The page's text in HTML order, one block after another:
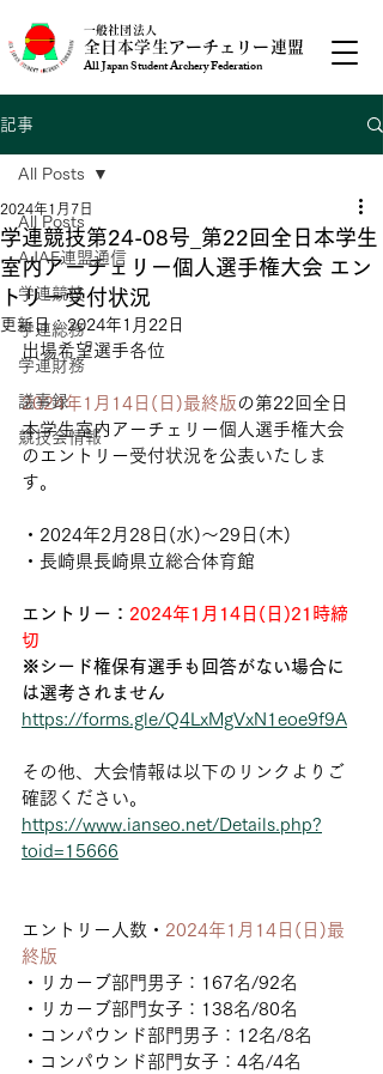
一般社団法人
全日本学生アーチェリー連盟
All Japan Student Archery Federation
記事
All Posts
AJAF連盟通信
学連競技
学連総務
学連財務
議事録
競技会情報
All Posts
学連競技第24-08号_第22回全日本学生
室内アーチェリー個人選手権大会 エン
トリー受付状況
2024年1月7日
更新日：2024年1月22日
出場希望選手各位
2024年1月14日(日)最終版の第22回全日
本学生室内アーチェリー個人選手権大会
のエントリー受付状況を公表いたしま
す。
・2024年2月28日(水)～29日(木)
・長崎県長崎県立総合体育館
エントリー： 2024年1月14日(日)21時締
切
※シード権保有選手も回答がない場合に
は選考されません
https://forms.gle/Q4LxMgVxN1eoe9f9A
その他、大会情報は以下のリンクよりご
確認ください。
https://www.ianseo.net/Details.php?
toid=15666
エントリー人数・ 2024年1月14日(日)最
終版
・リカーブ部門男子：167名/92名
・リカーブ部門女子：138名/80名
・コンパウンド部門男子：12名/8名
・コンパウンド部門女子：4名/4名